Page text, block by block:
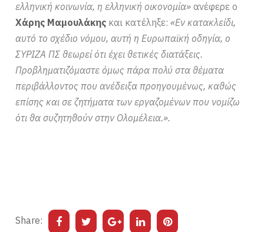
ελληνική κοινωνία, η ελληνική οικονομία» ανέφερε ο
Χάρης Μαμουλάκης και κατέληξε:«Εν κατακλείδι,
αυτό το σχέδιο νόμου, αυτή η Ευρωπαϊκή οδηγία, ο
ΣΥΡΙΖΑ ΠΣ θεωρεί ότι έχει θετικές διατάξεις.
Προβληματιζόμαστε όμως πάρα πολύ στα θέματα
περιβάλλοντος που ανέδειξα προηγουμένως, καθώς
επίσης και σε ζητήματα των εργαζομένων που νομίζω
ότι θα συζητηθούν στην Ολομέλεια.».
Share: